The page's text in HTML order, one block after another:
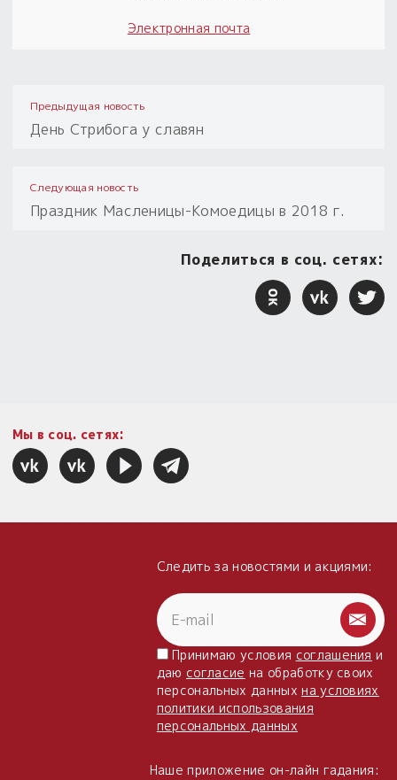
Электронная почта
Предыдущая новость
День Стрибога у славян
Следующая новость
Праздник Масленицы-Комоедицы в 2018 г.
Поделиться в соц. сетях:
Мы в соц. сетях:
Следить за новостями и акциями:
Принимаю условия соглашения и
даю согласие на обработку своих
персональных данныхна условиях
политики использования
персональных данных
Наше приложение он-лайн гадания: